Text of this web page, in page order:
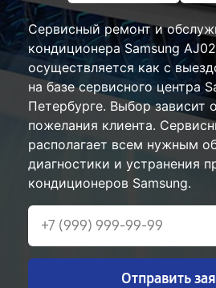
Сервисный ремонт и
кондиционера Samsung
осуществляется как с
на базе сервисного центра
Петербурге. Выбор зависит
пожелания клиента.
располагает всем нужным
диагностики и устранения
кондиционеров Samsung.
Отправить